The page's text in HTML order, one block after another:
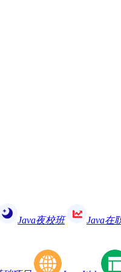
Java夜校班 Java在